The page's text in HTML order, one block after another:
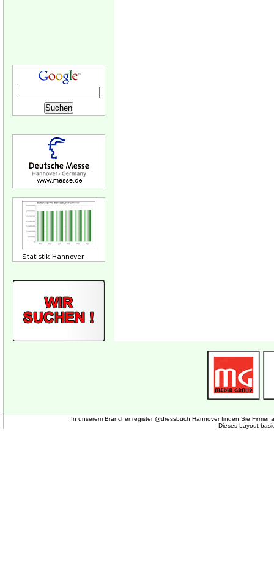
In unserem Branchenregister @dressbuch Hannover finden Sie
Dieses Layout